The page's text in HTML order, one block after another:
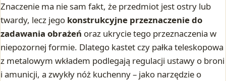
Znaczenie ma nie sam fakt, że przedmiot jest ostry lub
twardy, lecz jego konstrukcyjne przeznaczenie do
zadawania obrażeń oraz ukrycie tego przeznaczenia w
niepozornej formie. Dlatego kastet czy pałka teleskopowa
z metalowym wkładem podlegają regulacji ustawy o broni
i amunicji, a zwykły nóż kuchenny – jako narzędzie o